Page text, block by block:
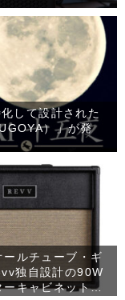
して設計された
）」が発
ルチューブ・ギ
独自設計の90W
ーキャビネット